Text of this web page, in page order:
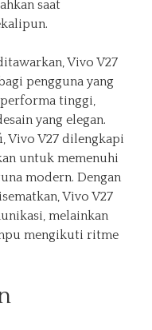
saat
Vivo V27
pengguna yang
tinggi,
yang elegan.
Vivo V27 dilengkapi
untuk memenuhi
modern. Dengan
Vivo V27
melainkan
mengikuti ritme